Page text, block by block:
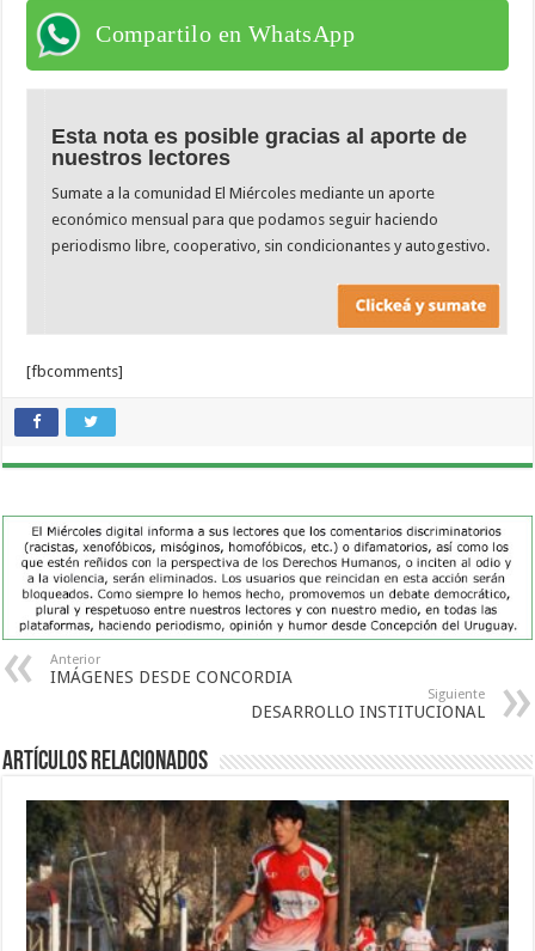
Compartilo en WhatsApp
Esta nota es posible gracias al aporte de
nuestros lectores
Sumate a la comunidad El Miércoles mediante un aporte
económico mensual para que podamos seguir haciendo
periodismo libre, cooperativo, sin condicionantes y autogestivo.
[fbcomments]
Anterior
IMÁGENES DESDE CONCORDIA
Siguiente
DESARROLLO INSTITUCIONAL
Artículos Relacionados